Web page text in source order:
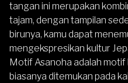
tangan ini merupakan
tajam, dengan tampilan
birunya, kamu dapat
mengekspresikan kultur
Motif Asanoha adalah
biasanya ditemukan pada